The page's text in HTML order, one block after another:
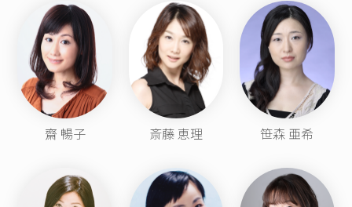
齋 暢子 斎藤 恵理 笹森 亜希